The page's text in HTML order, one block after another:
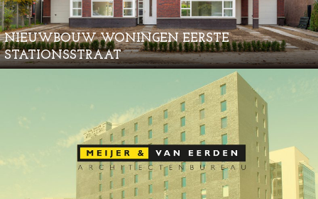
NIEUWBOUW WONINGEN EERSTE
STATIONSSTRAAT